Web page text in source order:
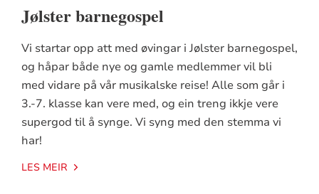
Jølster barnegospel
Vi startar opp att med øvingar i Jølster barnegospel,
og håpar både nye og gamle medlemmer vil bli
med vidare på vår musikalske reise! Alle som går i
3.-7. klasse kan vere med, og ein treng ikkje vere
supergod til å synge. Vi syng med den stemma vi
har!
LES MEIR